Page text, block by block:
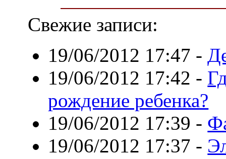
Свежие записи:
19/06/2012 17:47 -
19/06/2012 17:42 -
рождение ребенка?
19/06/2012 17:39 -
19/06/2012 17:37 -